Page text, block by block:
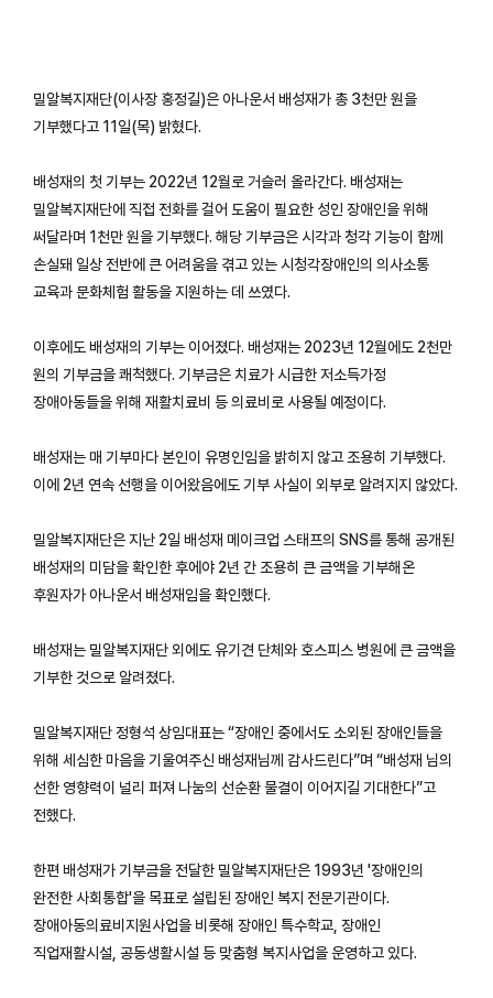
밀알복지재단(이사장 홍정길)은 아나운서 배성재가 총 3천만 원을
기부했다고 11일(목) 밝혔다.
배성재의 첫 기부는 2022년 12월로 거슬러 올라간다. 배성재는
밀알복지재단에 직접 전화를 걸어 도움이 필요한 성인 장애인을 위해
써달라며 1천만 원을 기부했다. 해당 기부금은 시각과 청각 기능이 함께
손실돼 일상 전반에 큰 어려움을 겪고 있는 시청각장애인의 의사소통
교육과 문화체험 활동을 지원하는 데 쓰였다.
이후에도 배성재의 기부는 이어졌다. 배성재는 2023년 12월에도 2천만
원의 기부금을 쾌척했다. 기부금은 치료가 시급한 저소득가정
장애아동들을 위해 재활치료비 등 의료비로 사용될 예정이다.
배성재는 매 기부마다 본인이 유명인임을 밝히지 않고 조용히 기부했다.
이에 2년 연속 선행을 이어왔음에도 기부 사실이 외부로 알려지지 않았다.
밀알복지재단은 지난 2일 배성재 메이크업 스태프의 SNS를 통해 공개된
배성재의 미담을 확인한 후에야 2년 간 조용히 큰 금액을 기부해온
후원자가 아나운서 배성재임을 확인했다.
배성재는 밀알복지재단 외에도 유기견 단체와 호스피스 병원에 큰 금액을
기부한 것으로 알려졌다.
밀알복지재단 정형석 상임대표는 “장애인 중에서도 소외된 장애인들을
위해 세심한 마음을 기울여주신 배성재님께 감사드린다”며 “배성재 님의
선한 영향력이 널리 퍼져 나눔의 선순환 물결이 이어지길 기대한다”고
전했다.
한편 배성재가 기부금을 전달한 밀알복지재단은 1993년 '장애인의
완전한 사회통합'을 목표로 설립된 장애인 복지 전문기관이다.
장애아동의료비지원사업을 비롯해 장애인 특수학교, 장애인
직업재활시설, 공동생활시설 등 맞춤형 복지사업을 운영하고 있다.